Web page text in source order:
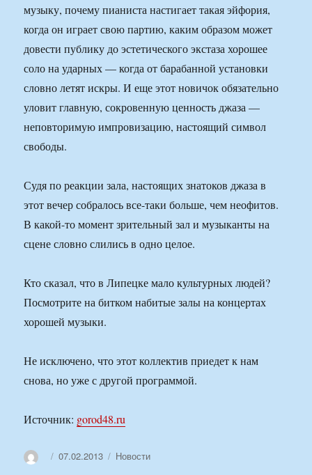
музыку, почему пианиста настигает такая эйфория,
когда он играет свою партию, каким образом может
довести публику до эстетического экстаза хорошее
соло на ударных — когда от барабанной установки
словно летят искры. И еще этот новичок обязательно
уловит главную, сокровенную ценность джаза —
неповторимую импровизацию, настоящий символ
свободы.
Судя по реакции зала, настоящих знатоков джаза в
этот вечер собралось все-таки больше, чем неофитов.
В какой-то момент зрительный зал и музыканты на
сцене словно слились в одно целое.
Кто сказал, что в Липецке мало культурных людей?
Посмотрите на битком набитые залы на концертах
хорошей музыки.
Не исключено, что этот коллектив приедет к нам
снова, но уже с другой программой.
Источник: gorod48.ru
АвторОпубликовано
07.02.2013 Рубрики
Новости